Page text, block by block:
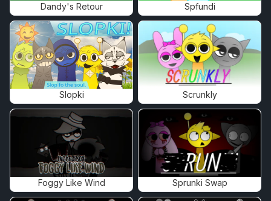
Dandy's Retour Spfundi
Slopki Scrunkly
Foggy Like Wind Sprunki Swap